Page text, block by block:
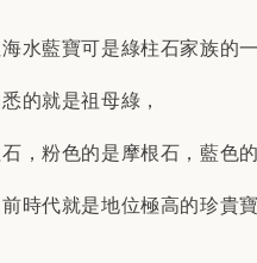
水藍寶可是綠柱石家族的一
的就是祖母綠，
，粉色的是摩根石，藍色
時代就是地位極高的珍貴寶